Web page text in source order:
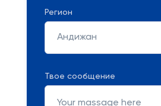
Регион
Андижан
Твое сообщение